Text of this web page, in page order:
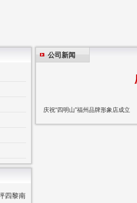
四黎南
公司新闻
庆祝“四明山”福州品牌形象店成立